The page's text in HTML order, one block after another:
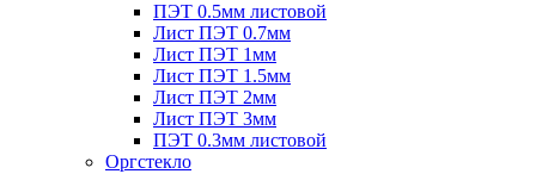
ПЭТ 0.5мм листовой
Лист ПЭТ 0.7мм
Лист ПЭТ 1мм
Лист ПЭТ 1.5мм
Лист ПЭТ 2мм
Лист ПЭТ 3мм
ПЭТ 0.3мм листовой
Оргстекло